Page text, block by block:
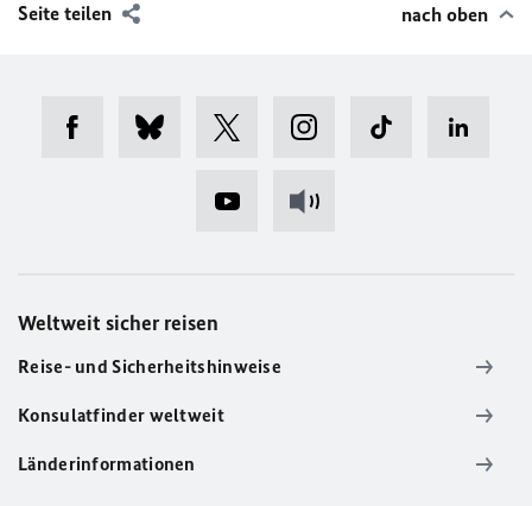
Seite teilen nach oben
Weltweit sicher reisen
Reise- und Sicherheitshinweise
Konsulatfinder weltweit
Länderinformationen